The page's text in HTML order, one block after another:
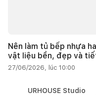
Nên làm tủ bếp nhựa
vật liệu bền, đẹp và
27/06/2026, lúc 10:00
URHOUSE Studio